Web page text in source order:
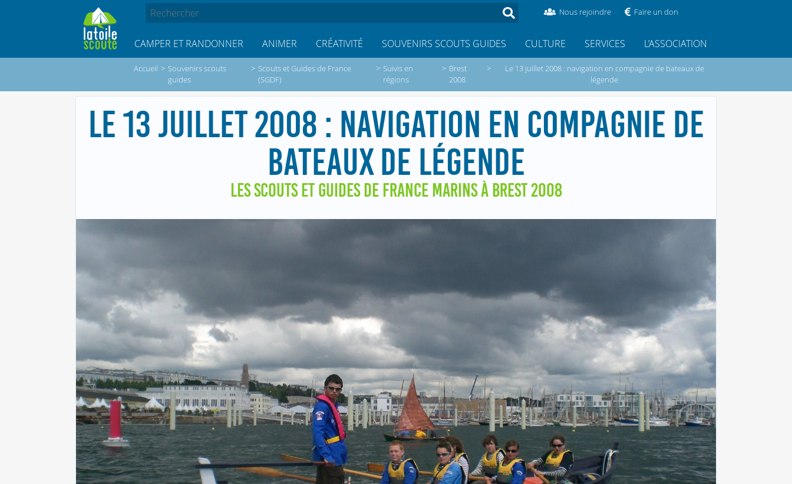
Nous rejoindre Faire un don
CAMPER ET RANDONNER ANIMER CRÉATIVITÉ SOUVENIRS SCOUTS GUIDES CULTURE SERVICES L’ASSOCIATION
Accueil > Souvenirs scouts
guides
> Scouts et Guides de France
(SGDF)
> Suivis en
régions
> Brest
2008
>
Le 13 juillet 2008 : navigation en compagnie de bateaux de
légende
LE 13 JUILLET 2008 : NAVIGATION EN COMPAGNIE DE
BATEAUX DE LÉGENDE
LES SCOUTS ET GUIDES DE FRANCE MARINS À BREST 2008